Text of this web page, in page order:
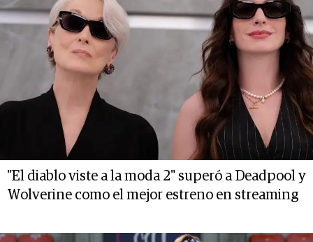
"El diablo viste a la moda 2" superó a Deadpool y
Wolverine como el mejor estreno en streaming